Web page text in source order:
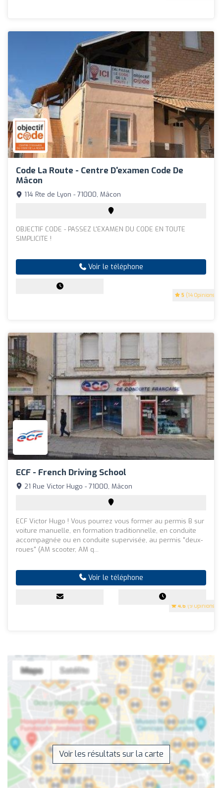
Code La Route - Centre D'examen Code De
Mâcon
5 (14 Opinions)
114 Rte de Lyon - 71000, Mâcon
OBJECTIF CODE - PASSEZ L'EXAMEN DU CODE EN TOUTE
SIMPLICITE !
Voir le téléphone
ECF - French Driving School
4.6 (9 Opinions)
21 Rue Victor Hugo - 71000, Mâcon
ECF Victor Hugo ! Vous pourrez vous former au permis B sur
voiture manuelle, en formation traditionnelle, en conduite
accompagnée ou en conduite supervisée, au permis "deux-
roues" (AM scooter, AM q...
Voir le téléphone
Voir les résultats sur la carte